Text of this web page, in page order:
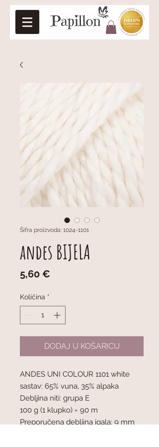
Šifra proizvoda: 1024-1101
andes BIJELA
5,60 €
Količina *
DODAJ U KOŠARICU
ANDES UNI COLOUR 1101 white
sastav: 65% vuna, 35% alpaka
Debljina niti: grupa E
100 g (1 klupko) = 90 m
Preporučena debljina igala: 9 mm